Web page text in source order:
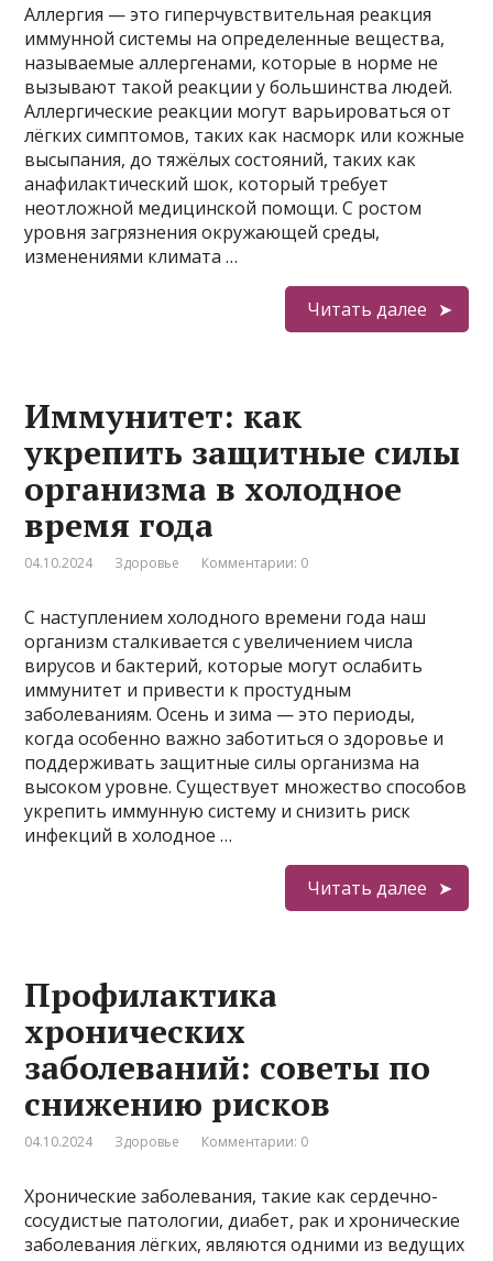
Аллергия — это гиперчувствительная реакция
иммунной системы на определенные вещества,
называемые аллергенами, которые в норме не
вызывают такой реакции у большинства людей.
Аллергические реакции могут варьироваться от
лёгких симптомов, таких как насморк или кожные
высыпания, до тяжёлых состояний, таких как
анафилактический шок, который требует
неотложной медицинской помощи. С ростом
уровня загрязнения окружающей среды,
изменениями климата …
Читать далее
Иммунитет: как
укрепить защитные силы
организма в холодное
время года
04.10.2024 Здоровье Комментарии: 0
С наступлением холодного времени года наш
организм сталкивается с увеличением числа
вирусов и бактерий, которые могут ослабить
иммунитет и привести к простудным
заболеваниям. Осень и зима — это периоды,
когда особенно важно заботиться о здоровье и
поддерживать защитные силы организма на
высоком уровне. Существует множество способов
укрепить иммунную систему и снизить риск
инфекций в холодное …
Читать далее
Профилактика
хронических
заболеваний: советы по
снижению рисков
04.10.2024 Здоровье Комментарии: 0
Хронические заболевания, такие как сердечно-
сосудистые патологии, диабет, рак и хронические
заболевания лёгких, являются одними из ведущих